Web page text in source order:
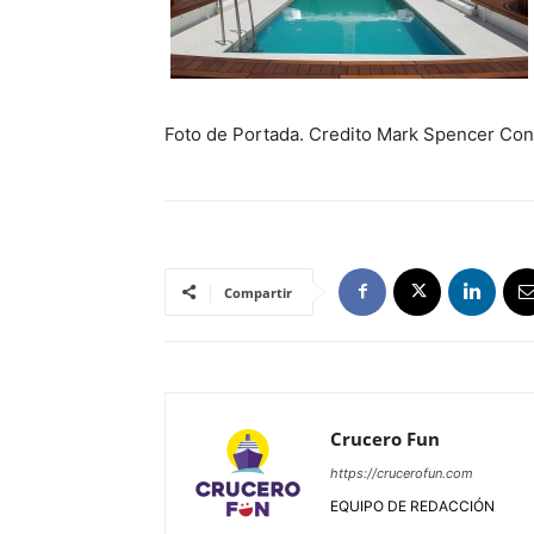
Foto de Portada. Credito Mark Spencer
Compartir
Crucero Fun
https://crucerofun.com
EQUIPO DE REDACCIÓN